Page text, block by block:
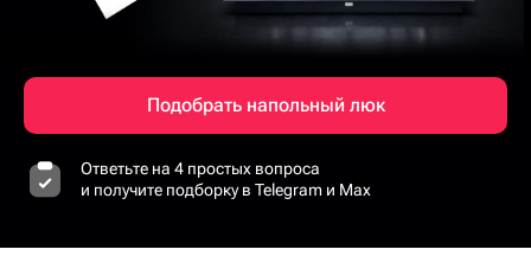
Подобрать напольный люк
Ответьте на 4 простых вопроса
и получите подборку в Telegram и Max